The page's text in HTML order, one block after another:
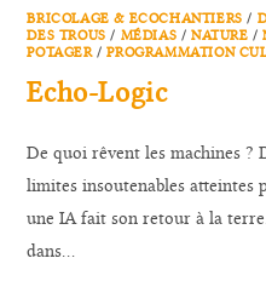
BRICOLAGE & ECOCHANTIERS /
DES TROUS / MÉDIAS /NATURE /
POTAGER/PROGRAMMATION
Echo-Logic
De quoi rêvent les machines ?
limites insoutenables
une IA fait son retour à la
dans…